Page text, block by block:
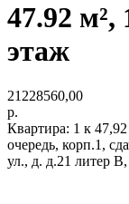
47.92 м²,
этаж
21228560,00
р.
Квартира: 1 к
очередь, корп.1,
ул., д. д.21 литер